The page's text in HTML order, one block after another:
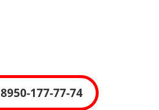
8950-177-77-74